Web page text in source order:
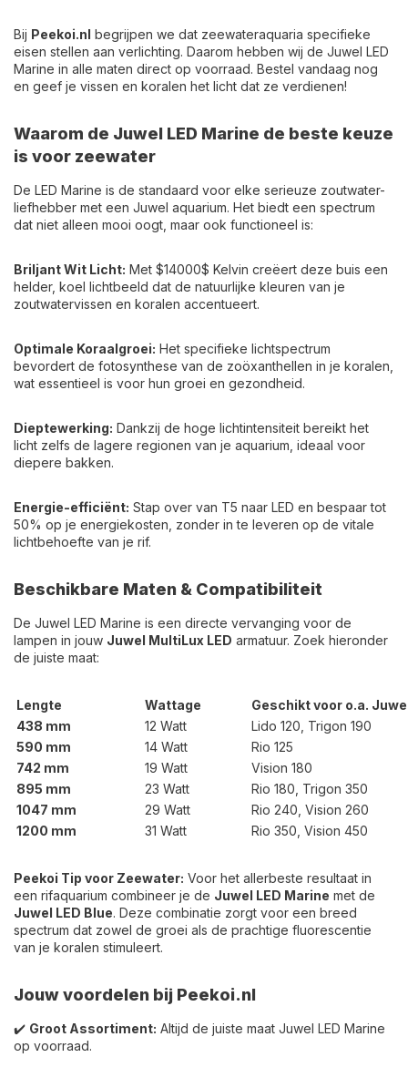
Bij Peekoi.nl begrijpen we dat zeewateraquaria specifieke
eisen stellen aan verlichting. Daarom hebben wij de Juwel LED
Marine in alle maten direct op voorraad. Bestel vandaag nog
en geef je vissen en koralen het licht dat ze verdienen!
Waarom de Juwel LED Marine de beste keuze
is voor zeewater
De LED Marine is de standaard voor elke serieuze zoutwater-
liefhebber met een Juwel aquarium. Het biedt een spectrum
dat niet alleen mooi oogt, maar ook functioneel is:
Briljant Wit Licht: Met $14000$ Kelvin creëert deze buis een
helder, koel lichtbeeld dat de natuurlijke kleuren van je
zoutwatervissen en koralen accentueert.
Optimale Koraalgroei: Het specifieke lichtspectrum
bevordert de fotosynthese van de zoöxanthellen in je koralen,
wat essentieel is voor hun groei en gezondheid.
Dieptewerking: Dankzij de hoge lichtintensiteit bereikt het
licht zelfs de lagere regionen van je aquarium, ideaal voor
diepere bakken.
Energie-efficiënt: Stap over van T5 naar LED en bespaar tot
50% op je energiekosten, zonder in te leveren op de vitale
lichtbehoefte van je rif.
Beschikbare Maten & Compatibiliteit
De Juwel LED Marine is een directe vervanging voor de
lampen in jouw Juwel MultiLux LED armatuur. Zoek hieronder
de juiste maat:
Lengte Wattage
Geschikt voor o.a.
438 mm
12 Watt
Lido 120, Trigon 190
590 mm
14 Watt
Rio 125
742 mm
19 Watt
Vision 180
895 mm
23 Watt
Rio 180, Trigon 350
1047 mm
29 Watt
Rio 240, Vision 260
1200 mm
31 Watt Rio 350, Vision 450
Peekoi Tip voor Zeewater: Voor het allerbeste resultaat in
een rifaquarium combineer je de Juwel LED Marine met de
Juwel LED Blue. Deze combinatie zorgt voor een breed
spectrum dat zowel de groei als de prachtige fluorescentie
van je koralen stimuleert.
Jouw voordelen bij Peekoi.nl
✔️ Groot Assortiment: Altijd de juiste maat Juwel LED Marine
op voorraad.